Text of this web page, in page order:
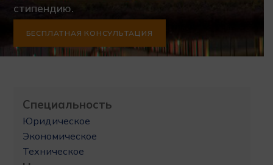
стипендию.
БЕСПЛАТНАЯ КОНСУЛЬТАЦИЯ
Специальность
Юридическое
Экономическое
Техническое